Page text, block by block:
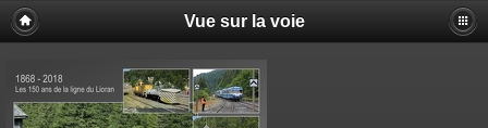
Vue sur la voie